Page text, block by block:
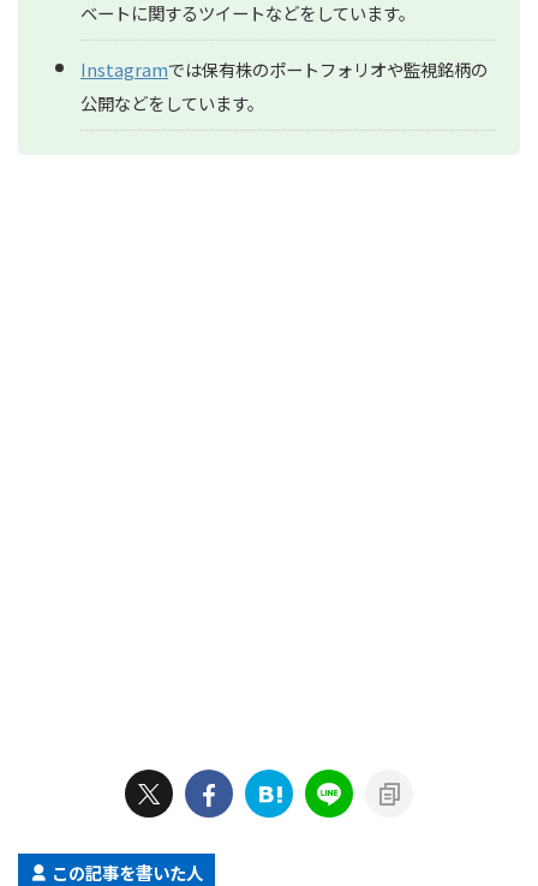
ベートに関するツイートなどをしています。
Instagramでは保有株のポートフォリオや監視銘柄の
公開などをしています。
この記事を書いた人